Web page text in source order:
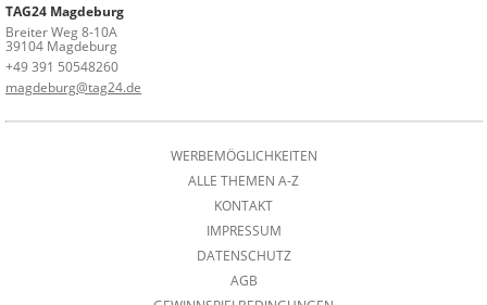
TAG24 Magdeburg
Breiter Weg 8-10A
39104 Magdeburg
+49 391 50548260
magdeburg@tag24.de
WERBEMÖGLICHKEITEN
ALLE THEMEN A-Z
KONTAKT
IMPRESSUM
DATENSCHUTZ
AGB